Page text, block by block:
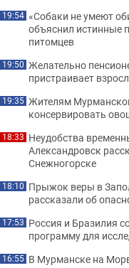
19:54 «Собаки не умеют
объяснил истинные
питомцев
19:50 Желательно
пристраивает
19:35 Жителям
консервировать
18:33 Неудобства
Александровск
Снежногорске
18:10 Прыжок веры в
рассказали об
17:53 Россия и Бразилия
программу для
16:55 В Мурманске на